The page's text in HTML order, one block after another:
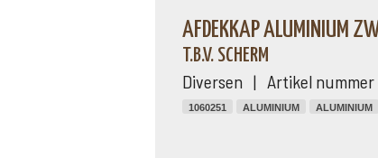
AFDEKKAP ALUMINIUM
T.B.V. SCHERM
Diversen | Artikel nummer
1060251 ALUMINIUM ALUMINIUM